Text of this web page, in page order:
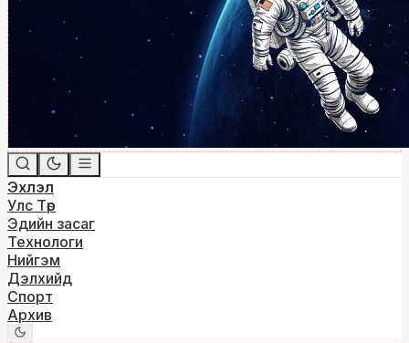
Эхлэл
Улс Төр
Эдийн засаг
Технологи
Нийгэм
Дэлхийд
Спорт
Архив